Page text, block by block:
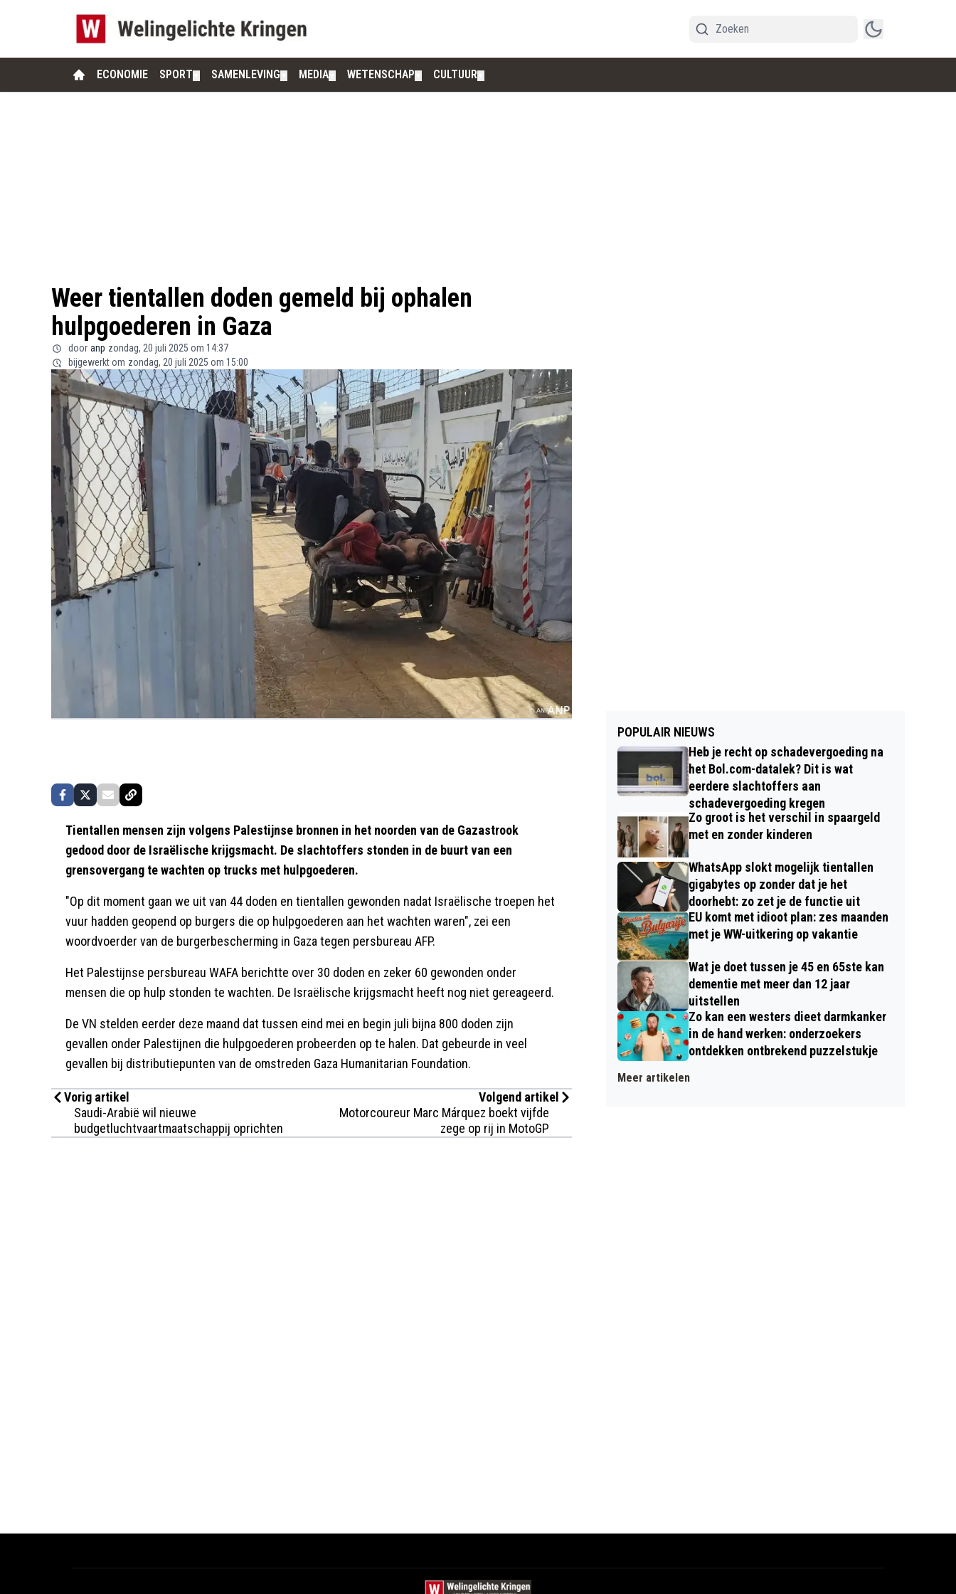
ECONOMIE SPORT SAMENLEVING MEDIA WETENSCHAP CULTUUR
Weer tientallen doden gemeld bij ophalen
hulpgoederen in Gaza
door anp zondag, 20 juli 2025 om 14:37
bijgewerkt om zondag, 20 juli 2025 om 15:00
Tientallen mensen zijn volgens Palestijnse bronnen in het noorden van de Gazastrook
gedood door de Israëlische krijgsmacht. De slachtoffers stonden in de buurt van een
grensovergang te wachten op trucks met hulpgoederen.
"Op dit moment gaan we uit van 44 doden en tientallen gewonden nadat Israëlische troepen het
vuur hadden geopend op burgers die op hulpgoederen aan het wachten waren", zei een
woordvoerder van de burgerbescherming in Gaza tegen persbureau AFP.
Het Palestijnse persbureau WAFA berichtte over 30 doden en zeker 60 gewonden onder
mensen die op hulp stonden te wachten. De Israëlische krijgsmacht heeft nog niet gereageerd.
De VN stelden eerder deze maand dat tussen eind mei en begin juli bijna 800 doden zijn
gevallen onder Palestijnen die hulpgoederen probeerden op te halen. Dat gebeurde in veel
gevallen bij distributiepunten van de omstreden Gaza Humanitarian Foundation.
Vorig artikel
Saudi-Arabië wil nieuwe
budgetluchtvaartmaatschappij oprichten
Volgend artikel
Motorcoureur Marc Márquez boekt vijfde
zege op rij in MotoGP
POPULAIR NIEUWS
Heb je recht op schadevergoeding na
het Bol.com-datalek? Dit is wat
eerdere slachtoffers aan
schadevergoeding kregen
Zo groot is het verschil in spaargeld
met en zonder kinderen
WhatsApp slokt mogelijk tientallen
gigabytes op zonder dat je het
doorhebt: zo zet je de functie uit
EU komt met idioot plan: zes maanden
met je WW-uitkering op vakantie
Wat je doet tussen je 45 en 65ste kan
dementie met meer dan 12 jaar
uitstellen
Zo kan een westers dieet darmkanker
in de hand werken: onderzoekers
ontdekken ontbrekend puzzelstukje
Meer artikelen